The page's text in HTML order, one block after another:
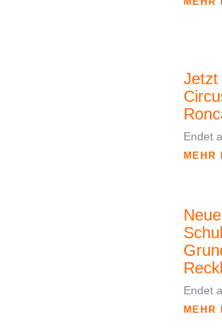
Jetzt
Endet
MEHR
Neue
Endet
MEHR